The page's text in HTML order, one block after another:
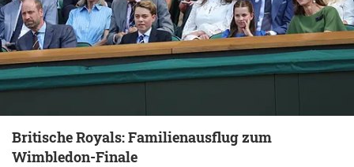
Britische Royals: Familienausflug zum
Wimbledon-Finale